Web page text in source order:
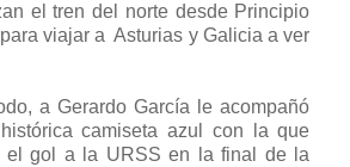
el tren del norte desde Principio
viajar a Asturias y Galicia a ver
a Gerardo García le acompañó
camiseta azul con la que
el gol a la URSS en la final de la